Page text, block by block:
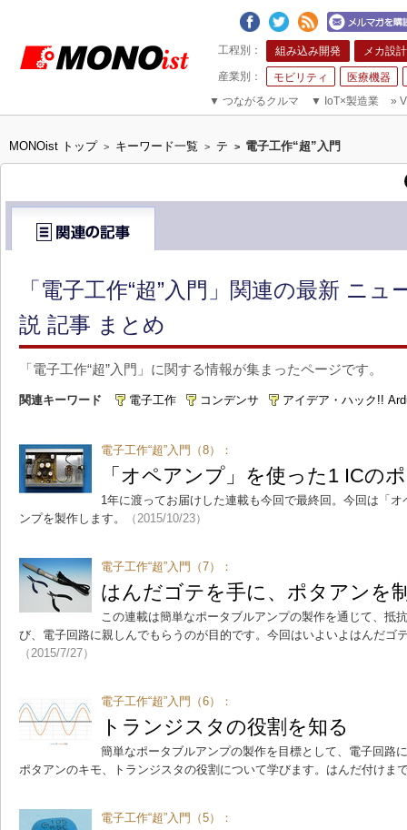
組み込み開発 メカ設計
モビリティ
医療機器
▼ つながるクルマ ▼ IoT×製造業 »
MONOist トップ > キーワード一覧 > テ > 電子工作“超”入門
「電子工作“超”入門」関連の最新 ニ
説 記事 まとめ
「電子工作“超”入門」に関する情報が集まったページです。
関連キーワード 電子工作 コンデンサ アイデア・ハック!!
電子工作“超”入門（8）：
「オペアンプ」を使った1 ICの
1年に渡ってお届けした連載も今回で最終回。今回は「
ンプを製作します。
（2015/10/23）
電子工作“超”入門（7）：
はんだゴテを手に、ポタアンを
この連載は簡単なポータブルアンプの製作を通じて、抵
び、電子回路に親しんでもらうのが目的です。今回はいよいよはんだゴ
（2015/7/27）
電子工作“超”入門（6）：
トランジスタの役割を知る
簡単なポータブルアンプの製作を目標として、電子回路
ポタアンのキモ、トランジスタの役割について学びます。はんだ付けま
電子工作“超”入門（5）：